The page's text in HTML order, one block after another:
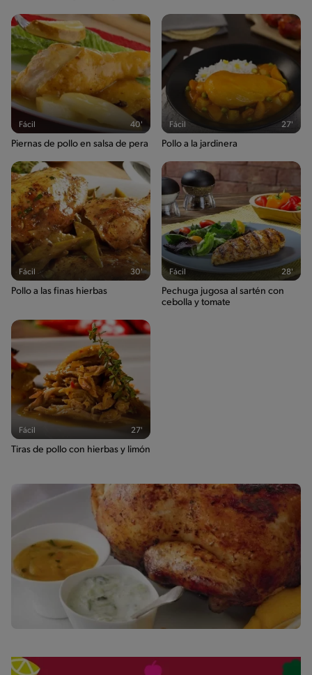
Fácil 40'
Piernas de pollo en salsa de pera
Fácil 27'
Pollo a la jardinera
Fácil 30'
Pollo a las finas hierbas
Fácil 28'
Pechuga jugosa al sartén con
cebolla y tomate
Fácil 27'
Tiras de pollo con hierbas y limón